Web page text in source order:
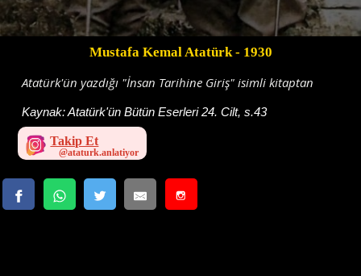
Mustafa Kemal Atatürk- 1930
Atatürk'ün yazdığı "İnsan Tarihine Giriş" isimli kitaptan
Kaynak:Atatürk'ün Bütün Eserleri 24. Cilt, s.43
Takip Et